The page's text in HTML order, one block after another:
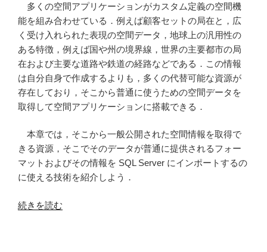
デ
ー
タ
の
属
性
テ
ー
ル
し
多くの空間アプリケーションがカスタム定義の空間機
能を組み合わせている．例えば顧客セットの局在と，広
く受け入れられた表現の空間データ，地球上の汎用性の
ある特徴，例えば国や州の境界線，世界の主要都市の局
在および主要な道路や鉄道の経路などである．この情報
は自分自身で作成するよりも，多くの代替可能な資源が
存在しており，そこから普通に使うための空間データを
取得して空間アプリケーションに搭載できる．
本章では，そこから一般公開された空間情報を取得で
きる資源，そこでそのデータが普通に提供されるフォー
マットおよびその情報を SQL Server にインポートするの
に使える技術を紹介しよう．
“第
続きを読む